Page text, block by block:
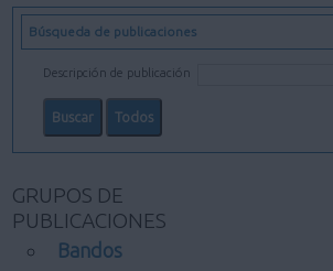
AYUDA
Búsqueda de publicaciones
Descripción de publicación
GRUPOS DE
PUBLICACIONES
Bandos